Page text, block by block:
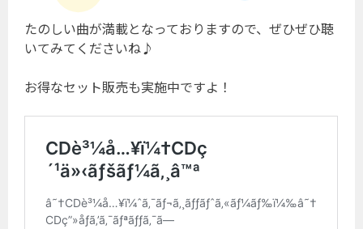
たのしい曲が満載となっておりますので、ぜひぜひ聴
いてみてくださいね♪
お得なセット販売も実施中ですよ！